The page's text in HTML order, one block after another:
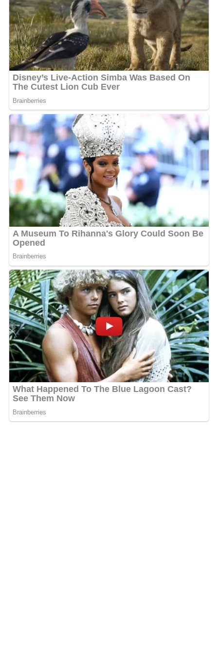
gabonais, à ses racines et à son avenir.
L’événement inaugural se tiendra dans le prolongement
des célébrations du 65e anniversaire de l’indépendance
du Gabon. Après la traditionnelle parade militaire sur le
front de mer, les Librevilleois sont invités à prolonger la
fête dans la bonne humeur autemple du rire.
Un lieu qui promet de rayonner
Au-delà des soirées comiques, l’espace prévoit
également d’accueillir des concerts acoustiques, des jam
sessions, des soirées à thème et d’autres événements
culturels. L’objectif : faire du lieu un carrefour vivant de
la scène artistique locale.
Avec cette initiative, Omar Defunzu, figure tutélaire de
l’humour au Gabon, signe un retour en force et
réaffirme son rôle de mentor et d’animateur de la
culture populaire. Letemple du rirepourrait bien
devenir le nouveau rendez-vous incontournable des
soirées à Libreville.
MOTS-CLÉS : UNE